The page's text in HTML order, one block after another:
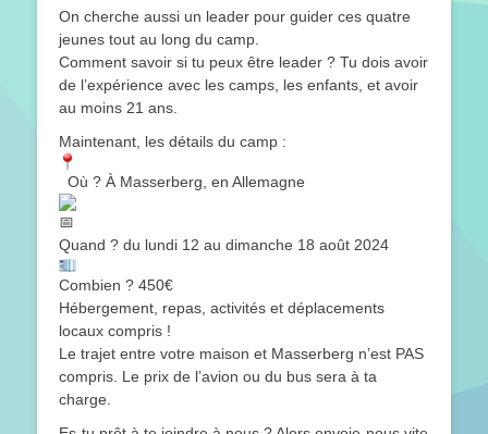
On cherche aussi un leader pour guider ces quatre
jeunes tout au long du camp.
Comment savoir si tu peux être leader ? Tu dois avoir
de l’expérience avec les camps, les enfants, et avoir
au moins 21 ans.
Maintenant, les détails du camp :
Où ? À Masserberg, en Allemagne
Quand ? du lundi 12 au dimanche 18 août 2024
Combien ? 450€
Hébergement, repas, activités et déplacements
locaux compris !
Le trajet entre votre maison et Masserberg n’est PAS
compris. Le prix de l’avion ou du bus sera à ta
charge.